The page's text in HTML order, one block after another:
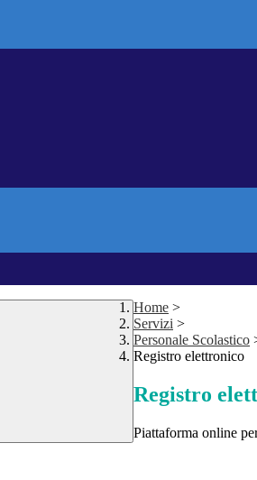
Home >
Servizi >
Personale Scolastico
Registro elettronico
Registro
Piattaforma online